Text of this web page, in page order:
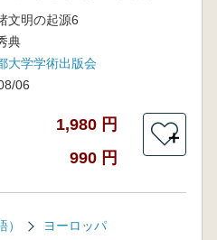
文明の起源6
典
大学学術出版会
06
1,980 円
990 円
＋
ヨーロッパ